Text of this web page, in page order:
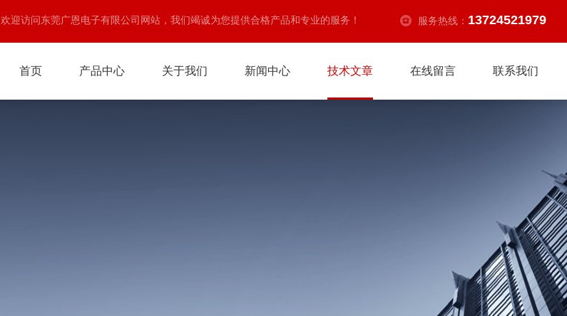
欢迎访问东莞广恩电子有限公司网站，我们竭诚为您提供合格产品和专业的服务！ 服务热线： 13724521979
首页 产品中心 关于我们 新闻中心 技术文章 在线留言 联系我们